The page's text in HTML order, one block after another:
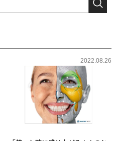
2022.08.26